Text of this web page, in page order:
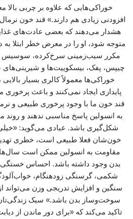
خوراکی‌هایی که علاوه بر چربی بالا
افزودنی زیادی هم دارند.» قند خون
هشدار می‌دهند که بعضی عادت‌های
متوجه شود، او را در معرض خطر ابتلا
مکرر سیب‌زمینی سرخ‌کرده، سوسیس
چیپس، پفک، بیسکوییت‌ها و شیرینی‌های
خوراکی‌ها معمولاً کالری بسیار
پایداری ایجاد نمی‌کنند و باعث
قند خون ما با وجود پرخوری طبیعی و
به انسولین پاسخ مناسبی ندهند و روند
شکل‌گیری باشد. عبادی می‌گوید:
خون‌شان فعلا طبیعی است، خطری
مقاومت به انسولین ممکن است
بدن وجود داشته باشد. احساس خستگی
شکمی، گرسنگی زودهنگام،
سنگین و افزایش تدریجی وزن می‌تواند از
سوخت‌وساز بدن باشد.» سبک زندگی‌تان